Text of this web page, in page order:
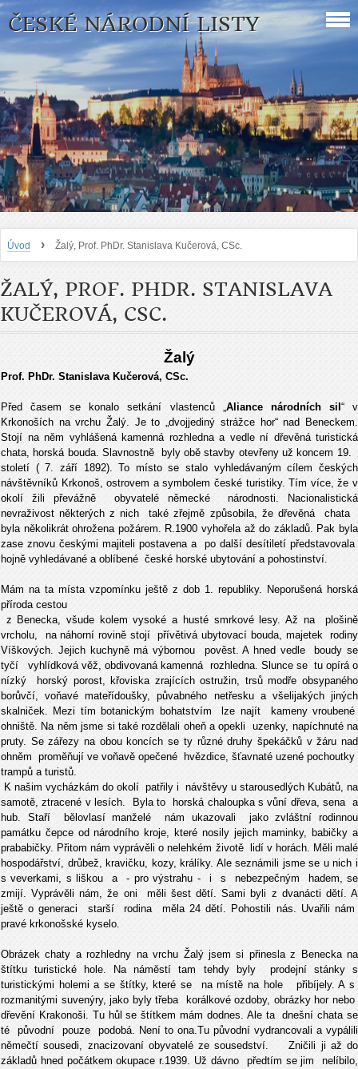
ČESKÉ NÁRODNÍ LISTY
Úvod › Žalý, Prof. PhDr. Stanislava Kučerová, CSc.
ŽALÝ, PROF. PHDR. STANISLAVA
KUČEROVÁ, CSC.
Žalý
Prof. PhDr. Stanislava Kučerová, CSc.
Před časem se konalo setkání vlastenců „Aliance národních sil “ v
Krkonoších na vrchu Žalý. Je to „dvojjediný strážce hor“ nad Beneckem.
Stojí na něm vyhlášená kamenná rozhledna a vedle ní dřevěná turistická
chata, horská bouda. Slavnostně byly obě stavby otevřeny už koncem 19.
století ( 7. září 1892).To místo se stalo vyhledávaným cílem českých
návštěvníků Krkonoš, ostrovem a symbolem české turistiky. Tím více, že v
okolí žili převážně obyvatelé německé národnosti. Nacionalistická
nevraživost některých z nich také zřejmě způsobila, že dřevěná chata
byla několikrát ohrožena požárem. R.1900 vyhořela až do základů. Pak byla
zase znovu českými majiteli postavena a po další desítiletí představovala
hojně vyhledávané a oblíbené české horské ubytování a pohostinství.
Mám na ta místa vzpomínku ještě z dob 1. republiky. Neporušená horská
příroda cestou
z Benecka, všude kolem vysoké a husté smrkové lesy. Až na plošině
vrcholu, na náhorní rovině stojí přívětivá ubytovací bouda, majetek rodiny
Víškových. Jejich kuchyně má výbornou pověst. A hned vedle boudy se
tyčí vyhlídková věž, obdivovaná kamenná rozhledna. Slunce se tu opírá o
nízký horský porost, křoviska zrajících ostružin, trsů modře obsypaného
borůvčí, voňavé mateřídoušky, půvabného netřesku a všelijakých jiných
skalniček. Mezi tím botanickým bohatstvím lze najít kameny vroubené
ohniště. Na něm jsme si také rozdělali oheň a opekli uzenky, napíchnuté na
pruty. Se zářezy na obou koncích se ty různé druhy špekáčků v žáru nad
ohněm proměňují ve voňavě opečené hvězdice, šťavnaté uzené pochoutky
trampů a turistů.
K našim vycházkám do okolí patřily i návštěvy u starousedlých Kubátů, na
samotě, ztracené v lesích. Byla to horská chaloupka s vůní dřeva, sena a
hub. Staří bělovlasí manželé nám ukazovali jako zvláštní rodinnou
památku čepce od národního kroje, které nosily jejich maminky, babičky a
prababičky. Přitom nám vyprávěli o nelehkém životě lidí v horách. Měli malé
hospodářství, drůbež, kravičku, kozy, králíky. Ale seznámili jsme se u nich i
s veverkami, s liškou a - pro výstrahu - i s nebezpečným hadem, se
zmijí. Vyprávěli nám, že oni měli šest dětí. Sami byli z dvanácti dětí. A
ještě o generaci starší rodina měla 24 dětí. Pohostili nás. Uvařili nám
pravé krkonošské kyselo.
Obrázek chaty a rozhledny na vrchu Žalý jsem si přinesla z Benecka na
štítku turistické hole. Na náměstí tam tehdy byly prodejní stánky s
turistickými holemi a se štítky, které se na místě na hole přibíjely. A s
rozmanitými suvenýry, jako byly třeba korálkové ozdoby, obrázky hor nebo
dřevění Krakonoši. Tu hůl se štítkem mám dodnes. Ale ta dnešní chata se
té původní pouze podobá. Není to ona.Tu původní vydrancovali a vypálili
němečtí sousedi, znacizovaní obyvatelé ze sousedství. Zničili ji až do
základů hned počátkem okupace r.1939. Už dávno předtím se jim nelíbilo,